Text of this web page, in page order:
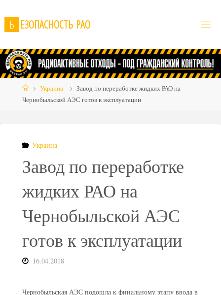
to
content
Б ЕЗОПАСНОСТЬ РАО
HomeУкраина
Завод по переработке жидких РАО на
Чернобыльской АЭС готов к эксплуатации
Украина
Завод по переработке
жидких РАО на
Чернобыльской АЭС
готов к эксплуатации
16.04.2018
Чернобыльская АЭС подошла к финальному этапу ввода в